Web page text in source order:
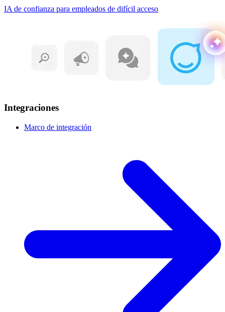
IA de confianza para empleados de difícil acceso
Integraciones
Marco de integración